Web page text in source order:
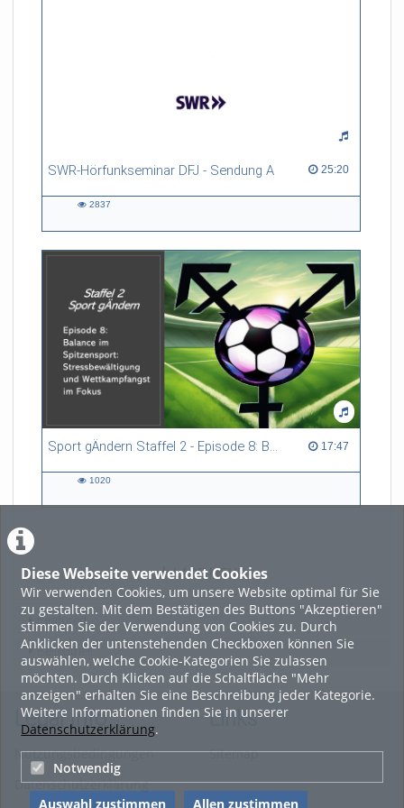
Diese Webseite verwendet Cookies
Wir verwenden Cookies, um unsere Website optimal für Sie
zu gestalten. Mit dem Bestätigen des Buttons "Akzeptieren"
stimmen Sie der Verwendung von Cookies zu. Durch
Anklicken der untenstehenden Checkboxen können Sie
auswählen, welche Cookie-Kategorien Sie zulassen
möchten. Durch Klicken auf die Schaltfläche "Mehr
anzeigen" erhalten Sie eine Beschreibung jeder Kategorie.
Weitere Informationen finden Sie in unserer
Datenschutzerklärung.
Notwendig
Auswahl zustimmen Allen zustimmen
SWR-Hörfunkseminar DFJ - Sendung A 25:20
25:20 duration
2837
Sport gÄndern Staffel 2 - Episode 8: Balance im Spitzensport: Stressbewältigung und Wettkampfangst im Fokus 17:47
17:47 duration
1020
LADE MEHR
Featured
Beliebtheit
Legal Info
Nutzungsbedingungen
Datenschutzerklärung
Links
Sitemap